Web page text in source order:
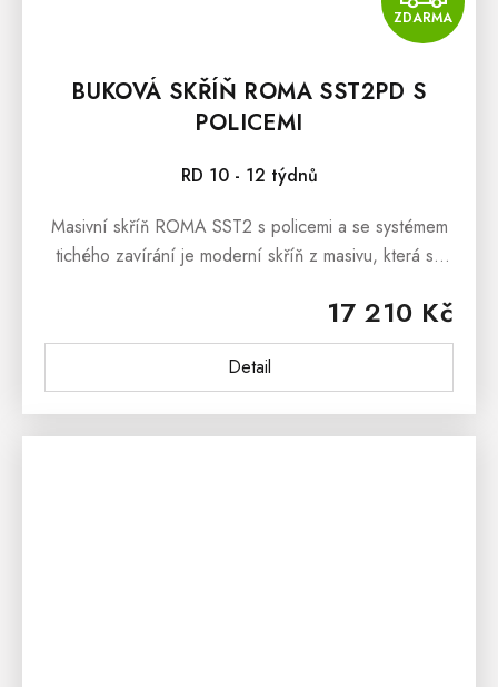
ZDARMA
BUKOVÁ SKŘÍŇ ROMA SST2PD S
POLICEMI
RD 10 - 12 týdnů
17 210 Kč
Detail
Masivní skříň ROMA SST2 s policemi a se systémem
tichého zavírání je moderní skříň z masivu, která se